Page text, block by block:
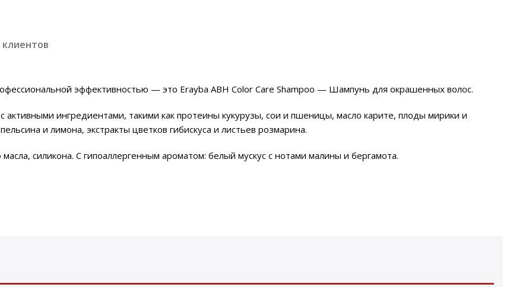
эффективностью — это Erayba ABH Color Care Shampoo — Шампунь для окрашенных волос.
активными ингредиентами, такими как протеины кукурузы, сои и пшеницы, масло карите, плоды мирики и
и лимона, экстракты цветков гибискуса и листьев розмарина.
силикона. С гипоаллергенным ароматом: белый мускус с нотами малины и бергамота.